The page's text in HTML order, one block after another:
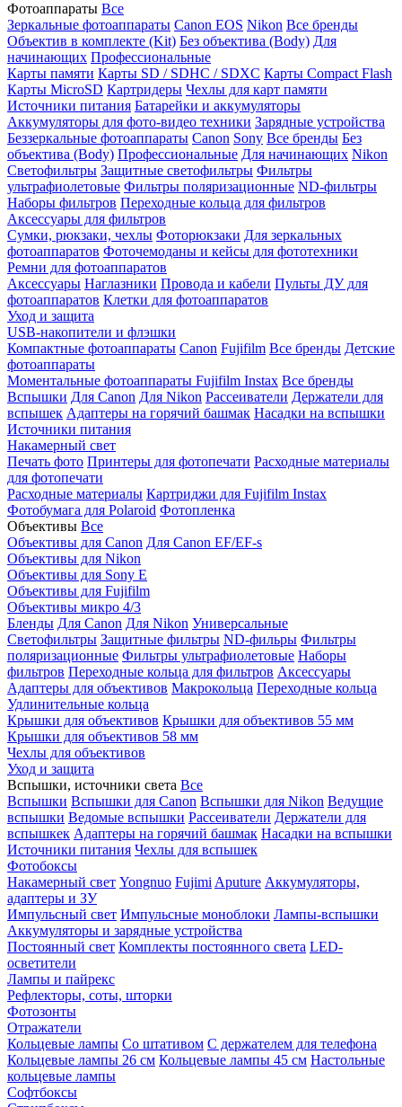
Фотоаппараты Все
Зеркальные фотоаппараты Canon EOS Nikon Все бренды
Объектив в комплекте (Kit) Без объектива (Body) Для
начинающих Профессиональные
Карты памяти Карты SD / SDHC / SDXC Карты Compact Flash
Карты MicroSD Картридеры Чехлы для карт памяти
Источники питания Батарейки и аккумуляторы
Аккумуляторы для фото-видео техники Зарядные устройства
Беззеркальные фотоаппараты Canon Sony Все бренды Без
объектива (Body) Профессиональные Для начинающих Nikon
Светофильтры Защитные светофильтры Фильтры
ультрафиолетовые Фильтры поляризационные ND-фильтры
Наборы фильтров Переходные кольца для фильтров
Аксессуары для фильтров
Сумки, рюкзаки, чехлы Фоторюкзаки Для зеркальных
фотоаппаратов Фоточемоданы и кейсы для фототехники
Ремни для фотоаппаратов
Аксессуары Наглазники Провода и кабели Пульты ДУ для
фотоаппаратов Клетки для фотоаппаратов
Уход и защита
USB-накопители и флэшки
Компактные фотоаппараты Canon Fujifilm Все бренды Детские
фотоаппараты
Моментальные фотоаппараты Fujifilm Instax Все бренды
Вспышки Для Canon Для Nikon Рассеиватели Держатели для
вспышек Адаптеры на горячий башмак Насадки на вспышки
Источники питания
Накамерный свет
Печать фото Принтеры для фотопечати Расходные материалы
для фотопечати
Расходные материалы Картриджи для Fujifilm Instax
Фотобумага для Polaroid Фотопленка
Объективы Все
Объективы для Canon Для Canon EF/EF-s
Объективы для Nikon
Объективы для Sony E
Объективы для Fujifilm
Объективы микро 4/3
Бленды Для Canon Для Nikon Универсальные
Светофильтры Защитные фильтры ND-фильры Фильтры
поляризационные Фильтры ультрафиолетовые Наборы
фильтров Переходные кольца для фильтров Аксессуары
Адаптеры для объективов Макрокольца Переходные кольца
Удлинительные кольца
Крышки для объективов Крышки для объективов 55 мм
Крышки для объективов 58 мм
Чехлы для объективов
Уход и защита
Вспышки, источники света Все
Вспышки Вспышки для Canon Вспышки для Nikon Ведущие
вспышки Ведомые вспышки Рассеиватели Держатели для
вспышкек Адаптеры на горячий башмак Насадки на вспышки
Источники питания Чехлы для вспышек
Фотобоксы
Накамерный свет Yongnuo Fujimi Aputure Аккумуляторы,
адаптеры и ЗУ
Импульсный свет Импульсные моноблоки Лампы-вспышки
Аккумуляторы и зарядные устройства
Постоянный свет Комплекты постоянного света LED-
осветители
Лампы и пайрекс
Рефлекторы, соты, шторки
Фотозонты
Отражатели
Кольцевые лампы Со штативом С держателем для телефона
Кольцевые лампы 26 см Кольцевые лампы 45 см Настольные
кольцевые лампы
Софтбоксы